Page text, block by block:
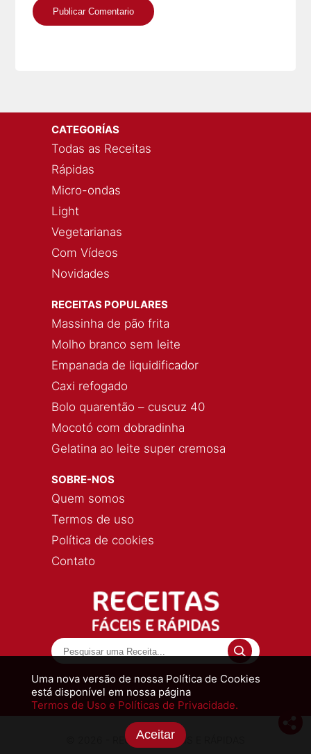
Uma nova versão de nossa Política de Cookies
está disponível em nossa página
Termos de Uso e Políticas de Privacidade.
Aceitar
CATEGORÍAS
Todas as Receitas
Rápidas
Micro-ondas
Light
Vegetarianas
Com Vídeos
Novidades
RECEITAS POPULARES
Massinha de pão frita
Molho branco sem leite
Empanada de liquidificador
Caxi refogado
Bolo quarentão – cuscuz 40
Mocotó com dobradinha
Gelatina ao leite super cremosa
SOBRE-NOS
Quem somos
Termos de uso
Política de cookies
Contato
© 2026 - RECEITAS FÁCEIS E RÁPIDAS